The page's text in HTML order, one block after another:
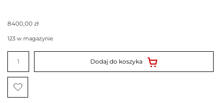
8400,00 zł
123 w magazynie
ilość
Kominek
stalowy
KRATKI
LUCY
kW
Dodaj do koszyka